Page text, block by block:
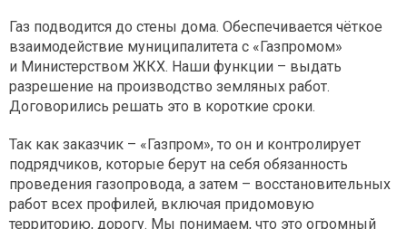
Газ подводится до стены дома. Обеспечивается чёткое
взаимодействие муниципалитета с «Газпромом»
и Министерством ЖКХ. Наши функции – выдать
разрешение на производство земляных работ.
Договорились решать это в короткие сроки.
Так как заказчик – «Газпром», то он и контролирует
подрядчиков, которые берут на себя обязанность
проведения газопровода, а затем – восстановительных
работ всех профилей, включая придомовую
территорию, дорогу. Мы понимаем, что это огромный